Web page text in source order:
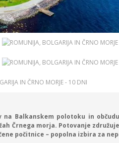
Balkanskem polotoku in
Črnega morja. Potovanje
počitnice – popolna izbira za